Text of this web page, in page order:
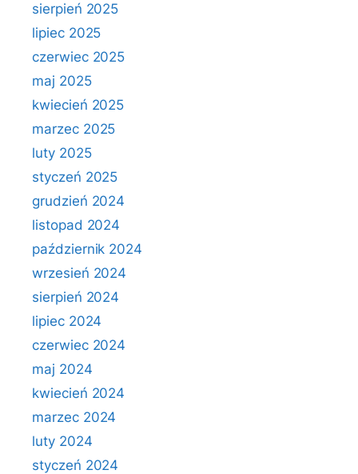
sierpień 2025
lipiec 2025
czerwiec 2025
maj 2025
kwiecień 2025
marzec 2025
luty 2025
styczeń 2025
grudzień 2024
listopad 2024
październik 2024
wrzesień 2024
sierpień 2024
lipiec 2024
czerwiec 2024
maj 2024
kwiecień 2024
marzec 2024
luty 2024
styczeń 2024